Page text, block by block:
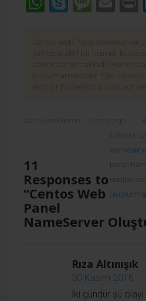
Centos Web Panel
yalnızca aktif bir hizmeti
destek sunulmaktadır. Harici
sunulmamaktadır. Eğer
aktif bir hizmetiniz bulunuyor ise
panel
centos
oluşturma
11
Responses to
“Centos Web
Panel
NameServer
Rıza Altınışık
30 Kasım 2016
İki gündür şu olayı aradım List